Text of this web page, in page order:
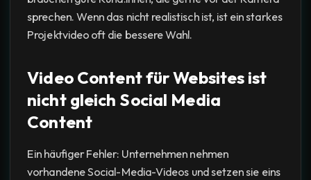
sprechen. Wenn das nicht realistisch ist, ist ein starkes
Projektvideo oft die bessere Wahl.
Video Content für Websites ist
nicht gleich Social Media
Content
Ein häufiger Fehler: Unternehmen nehmen
vorhandene Social-Media-Videos und setzen sie eins